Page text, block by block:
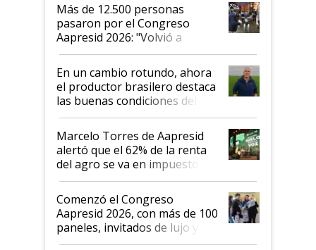
Más de 12.500 personas
pasaron por el Congreso
Aapresid 2026: "Volvió a
demostrar que hablar del
suelo es hablar de todo el
sistema productivo"
En un cambio rotundo, ahora
el productor brasilero destaca
las buenas condiciones del
agro argentino para invertir:
"Los veo más motivados"
Marcelo Torres de Aapresid
alertó que el 62% de la renta
del agro se va en impuestos:
"No es bueno que en
Argentina se sigan discutiendo
las mismas cosas de hace 50
años"
Comenzó el Congreso
Aapresid 2026, con más de 100
paneles, invitados de lujo y
todas las tendencias